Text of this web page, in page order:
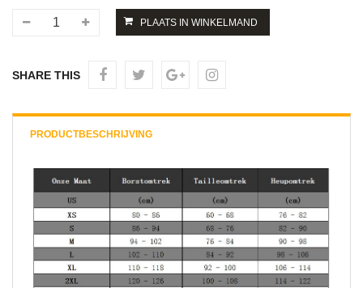
SHARE THIS
PRODUCTBESCHRIJVING